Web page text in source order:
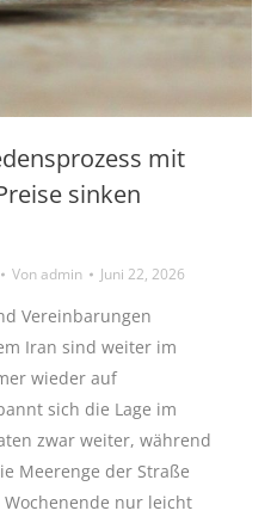
mit
sinken
Vonadmin Juni 22, 2026
Vereinbarungen
Iran sind weiter im
wieder auf
sich die Lage im
zwar weiter, während
Meerenge der Straße
nur leicht